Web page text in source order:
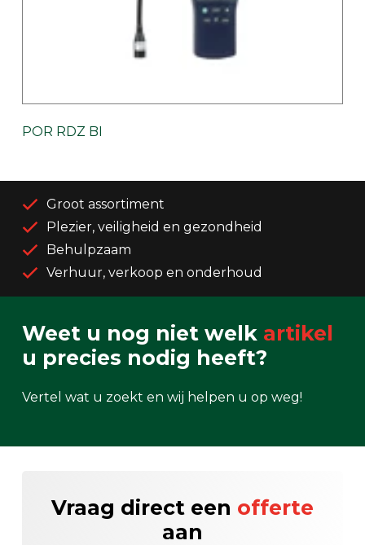
POR RDZ BI
Groot assortiment
Plezier, veiligheid en gezondheid
Behulpzaam
Verhuur, verkoop en onderhoud
Weet u nog niet welk artikel
u precies nodig heeft?
Vertel wat u zoekt en wij helpen u op weg!
Vraag direct een offerte
aan